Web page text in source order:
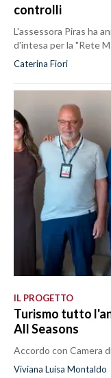
controlli
L'assessora Piras ha
d'intesa per la "Rete
Caterina Fiori
IL PROGETTO
Turismo tutto
All Seasons
Accordo con Camera
Viviana Luisa Montaldo